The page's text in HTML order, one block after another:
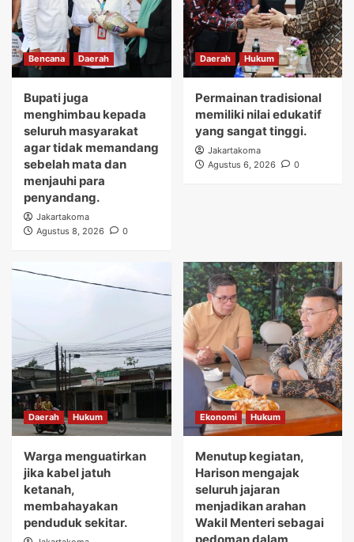
Bencana Daerah
Bupati juga
menghimbau kepada
seluruh masyarakat
agar tidak memandang
sebelah mata dan
menjauhi para
penyandang.
Jakartakoma
Agustus 8, 2026
0
Daerah Hukum
Permainan tradisional
memiliki nilai edukatif
yang sangat tinggi.
Jakartakoma
Agustus 6, 2026
0
Daerah Hukum
Warga menguatirkan
jika kabel jatuh
ketanah,
membahayakan
penduduk sekitar.
Ekonomi Hukum
Menutup kegiatan,
Harison mengajak
seluruh jajaran
menjadikan arahan
Wakil Menteri sebagai